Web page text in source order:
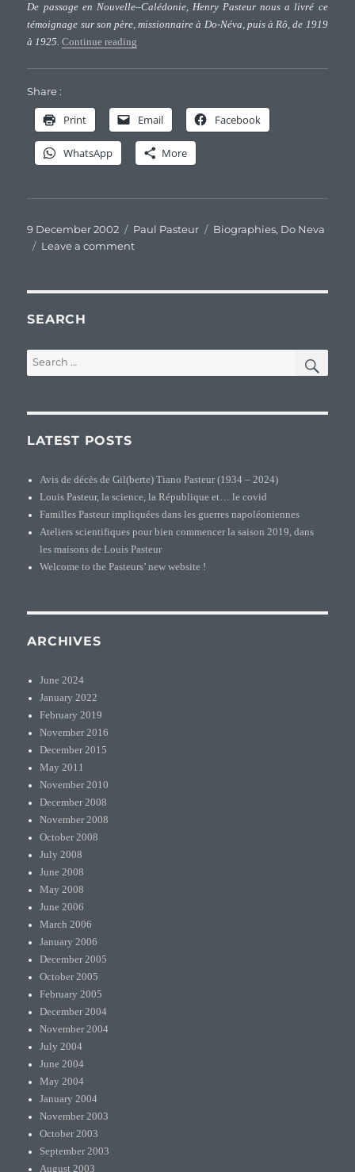
Pastor
De passage en Nouvelle–Calédonie, Henry Pasteur nous a livré ce
témoignage sur son père, missionnaire à Do-Néva, puis à Rô, de 1919
à 1925. Continue reading
Share :
Print Email Facebook
WhatsApp More
Posted
on
9 December 2002 Categories
Paul Pasteur Tags
Biographies, Do Neva
Leave a commenton
fils
SEARCH
Search
for:
LATEST POSTS
Avis de décès de Gil(berte) Tiano Pasteur (1934 – 2024)
Louis Pasteur, la science, la République et… le covid
Familles Pasteur impliquées dans les guerres napoléoniennes
Ateliers scientifiques pour bien commencer la saison 2019, dans
les maisons de Louis Pasteur
Welcome to the Pasteurs’ new website !
ARCHIVES
June 2024
January 2022
February 2019
November 2016
December 2015
May 2011
November 2010
December 2008
November 2008
October 2008
July 2008
June 2008
May 2008
June 2006
March 2006
January 2006
December 2005
October 2005
February 2005
December 2004
November 2004
July 2004
June 2004
May 2004
January 2004
November 2003
October 2003
September 2003
August 2003